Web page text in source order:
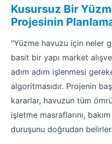
Yangın Pompası
Kusursuz Bir
Projesinin
"Yüzme havuzu için neler
basit bir yapı market
adım adım işlenmesi
algoritmasıdır. Projenin
kararlar, havuzun tüm
işletme masraflarını,
duruşunu doğrudan belirler.